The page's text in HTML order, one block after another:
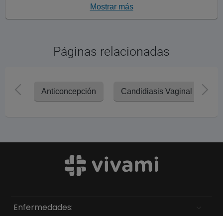
Mostrar más
Páginas relacionadas
Anticoncepción Candidiasis Vaginal
Enfermedades: